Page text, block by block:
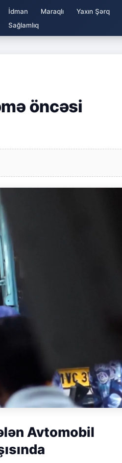
İdman Maraqlı Yaxın Şərq
Sağlamlıq
öncəsi
Avtomobil